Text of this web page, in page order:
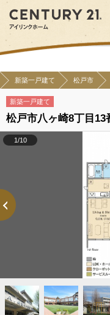
新築一戸建て 松戸市
新築一戸建て
松戸市八ヶ崎8丁目
1/10